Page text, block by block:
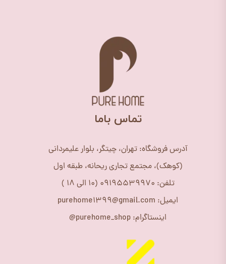
​تماس باما
آدرس فروشگاه: تهران، چیتگر، بلوار علیمردانی
(کوهک)، مجتمع تجاری ریحانه، طبقه اول
تلفن: 09195539970 (10 الی 18 )
ایمیل: purehome1399@gmail.com
اینستاگرام: purehome_shop@